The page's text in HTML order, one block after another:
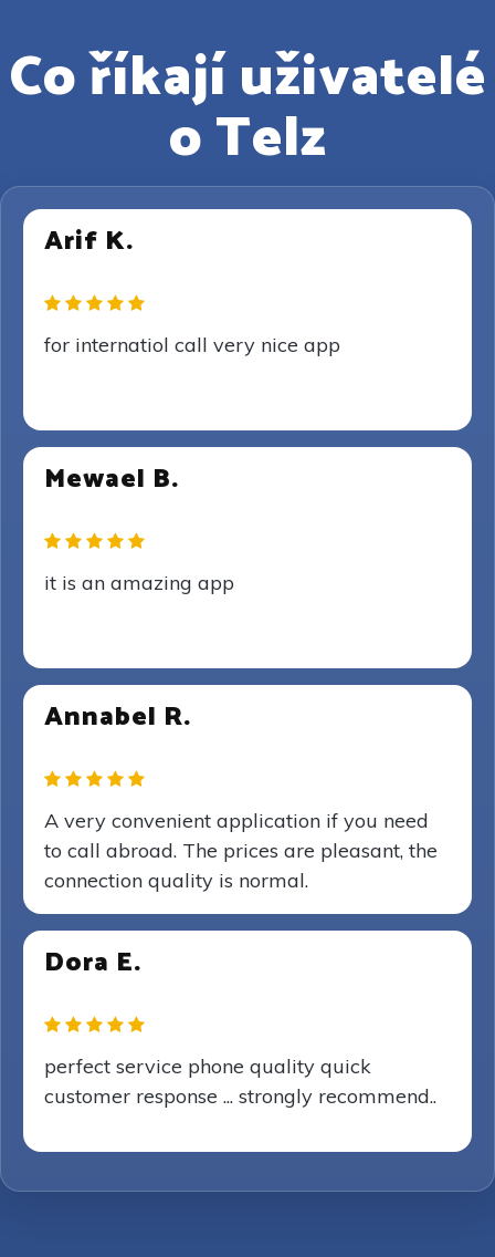
Co říkají uživatelé
o Telz
Arif K.
for internatiol call very nice app
Mewael B.
it is an amazing app
Annabel R.
A very convenient application if you need
to call abroad. The prices are pleasant, the
connection quality is normal.
Dora E.
perfect service phone quality quick
customer response ... strongly recommend..